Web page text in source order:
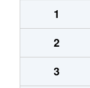
1
2
3